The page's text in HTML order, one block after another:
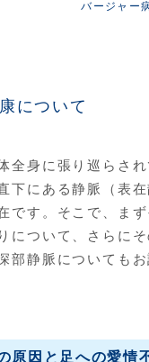
バージャー
について
全身に張り巡らさ
下にある静脈（表
です。そこで、ま
について、さらに
部静脈についても
原因と足への愛情